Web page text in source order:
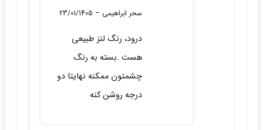
سحر ابراهیمی –
23/01/1405
درود، رنگ لنز طبیعی
هست .بسته به رنگ
چشمتون ممکنه نهایتا دو
درجه روشن کنه